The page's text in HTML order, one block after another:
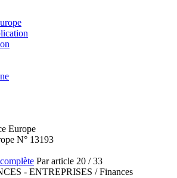
N° 13193
Par article 20 / 33
- ENTREPRISES / Finances